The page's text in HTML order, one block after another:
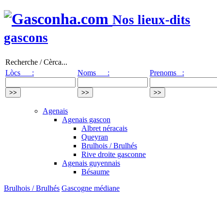
Nos lieux-dits
gascons
Recherche / Cèrca...
Lòcs :
Noms : Prenoms :
Agenais
Agenais gascon
Albret néracais
Queyran
Brulhois / Brulhés
Rive droite gasconne
Agenais guyennais
Bésaume
Brulhois / Brulhés Gascogne médiane